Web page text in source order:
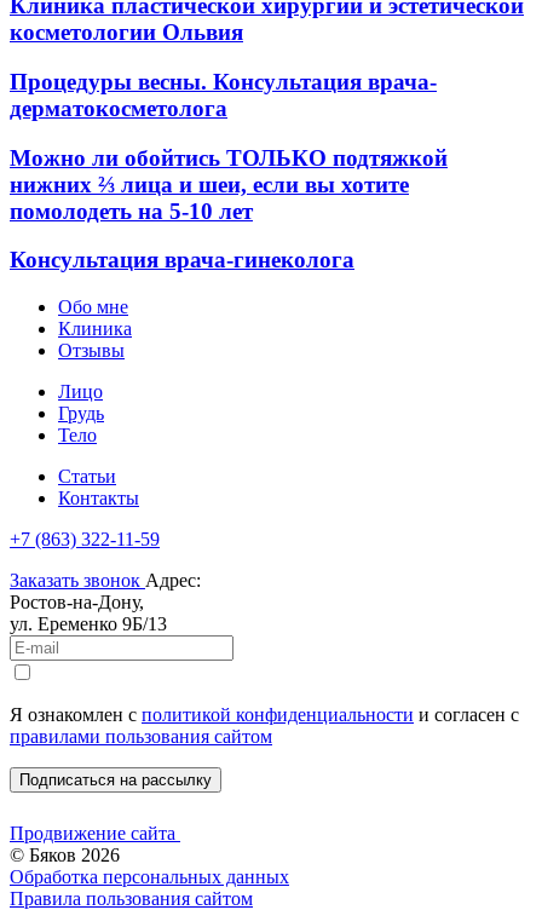
Клиника пластической хирургии и эстетической
косметологии Ольвия
Процедуры весны. Консультация врача-
дерматокосметолога
Можно ли обойтись ТОЛЬКО подтяжкой
нижних ⅔ лица и шеи, если вы хотите
помолодеть на 5-10 лет
Консультация врача-гинеколога
Обо мне
Клиника
Отзывы
Лицо
Грудь
Тело
Статьи
Контакты
+7 (863) 322-11-59
Заказать звонок Адрес:
Ростов-на-Дону,
ул. Еременко 9Б/13
Я ознакомлен c политикой конфиденциальности и согласен с
правилами пользования сайтом
Подписаться на рассылку
Продвижение сайта
© Бяков 2026
Обработка персональных данных
Правила пользования сайтом